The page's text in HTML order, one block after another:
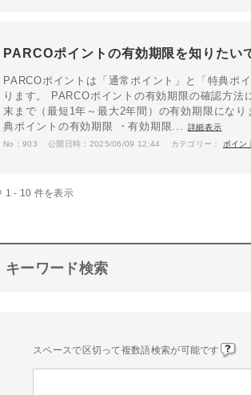
PARCOポイントの有効期限を知りたい
PARCOポイントは「通常ポイント」と「特典
ります。 PARCOポイントの有効期限の確認方
末まで（最短1年～最大2年間）の有効期限にな
典ポイントの有効期限 ・有効期限...
詳細表示
No：903
公開日時：2025/06/09 12:44 カテゴリー： ポイン
1 - 10 件を表示
キーワード検索
スペースで区切って複数語検索が可能です